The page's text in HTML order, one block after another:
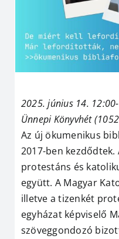
2025. június 14.
Ünnepi Könyvhét
Az új ökumenikus
2017-ben
protestáns és
együtt. A Magyar
illetve a tizenkét
egyházat képviselő
szöveggondozó